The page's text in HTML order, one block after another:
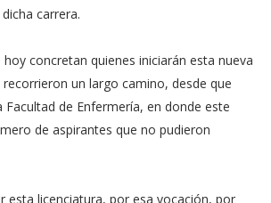
carrera.
concretan quienes iniciarán esta nueva
un largo camino, desde que
de Enfermería, en donde este
de aspirantes que no pudieron
esta licenciatura, por esa vocación, por